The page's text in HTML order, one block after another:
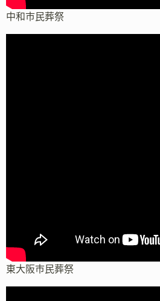
中和市民葬祭
東大阪市民葬祭